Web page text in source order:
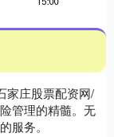
家庄股票配资网/
管理的精髓。无
服务。